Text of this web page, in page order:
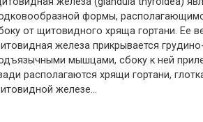
формы,
от щитовидного хряща гортани. Ее
железа прикрывается
мышцами, сбоку к ней
располагаются хрящи гортани,
железе…